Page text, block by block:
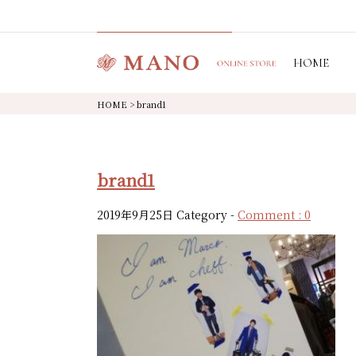
HOME
HOME >brand1
brand1
2019年9月25日 Category - Comment : 0